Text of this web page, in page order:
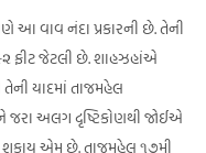
આ વાવ નંદા પ્રકારની છે. તેની
ફીટ જેટલી છે. શાહઝહાંએ
યાદમાં તાજમહેલ
જરા અલગ દૃષ્ટિકોણથી જોઈએ
શકાય એમ છે. તાજમહેલ ૧૭મી